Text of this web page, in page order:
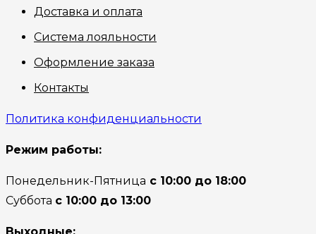
Доставка и оплата
Система лояльности
Оформление заказа
Контакты
Политика конфиденциальности
Режим работы:
Понедельник-Пятница с 10:00 до 18:00
Суббота с 10:00 до 13:00
Выходные: